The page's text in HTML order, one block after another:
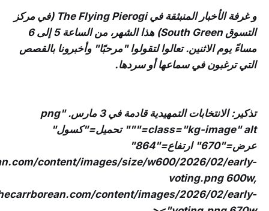
و غرفة الأخبار المنبثقة في The Flying Pierogi (في مركز
التسوق South Green) هذا الشهر، من الساعة 5 إلى 6
مساءً يوم الاثنين. تعالوا لتقولوا "مرحبًا" وأخبرونا بالقصص
التي ترغبون في سماعها أو سردها.
تذكير: الانتخابات التمهيدية قادمة في 3 مارس. png"
class="kg-image" alt=""" تحميل="كسول"
عرض="670" ارتفاع="864"
content/images/size/w600/2026/02/early-
voting.png 600w,
content/images/2026/02/early-